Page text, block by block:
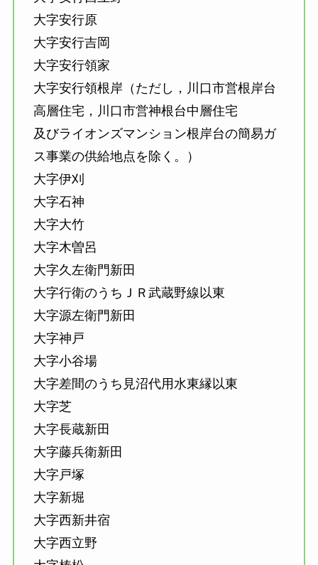
大字安行原
大字安行吉岡
大字安行領家
大字安行領根岸（ただし，川口市営根岸台
高層住宅，川口市営神根台中層住宅
及びライオンズマンション根岸台の簡易ガ
ス事業の供給地点を除く。）
大字伊刈
大字石神
大字大竹
大字木曽呂
大字久左衛門新田
大字行衛のうちＪＲ武蔵野線以東
大字源左衛門新田
大字神戸
大字小谷場
大字差間のうち見沼代用水東縁以東
大字芝
大字長蔵新田
大字藤兵衛新田
大字戸塚
大字新堀
大字西新井宿
大字西立野